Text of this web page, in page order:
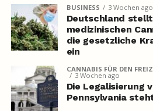
BUSINESS 3 Wochen ago
Deutschland
medizinischen
die gesetzliche
ein
CANNABIS FÜR DEN
3 Wochen ago
Die Legalisierung
Pennsylvania